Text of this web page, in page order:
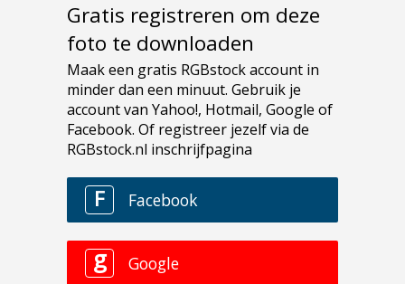
Gratis registreren om deze
foto te downloaden